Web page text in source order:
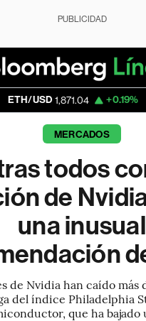
PUBLICIDAD
+0.19% Visa 367.55
MERCADOS
todos
de
una inusual
de Nvidia han caído más
del índice Philadelphia
que ha bajado